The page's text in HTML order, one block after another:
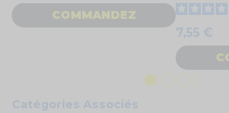
COMMANDEZ
7,55 €
Catégories Associés